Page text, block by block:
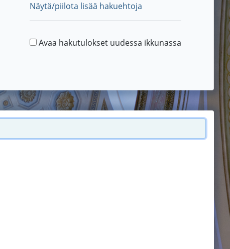
Näytä/piilota lisää hakuehtoja
Avaa hakutulokset uudessa ikkunassa